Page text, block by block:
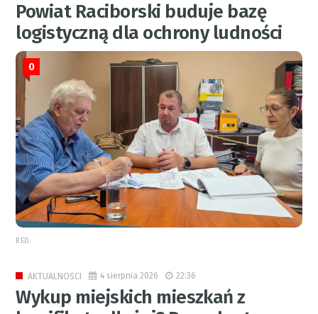
Powiat Raciborski buduje bazę
logistyczną dla ochrony ludności
0
RED.
AKTUALNOŚCI 4 sierpnia 2026 22:36
Wykup miejskich mieszkań z